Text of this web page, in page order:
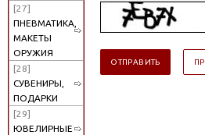
[27]
ПНЕВМАТИКА,
МАКЕТЫ
ОРУЖИЯ
[28]
СУВЕНИРЫ,
ПОДАРКИ
[29]
ЮВЕЛИРНЫЕ